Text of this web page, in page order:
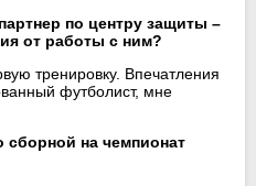
по центру защиты –
от работы с ним?
тренировку. Впечатления
футболист, мне
сборной на чемпионат